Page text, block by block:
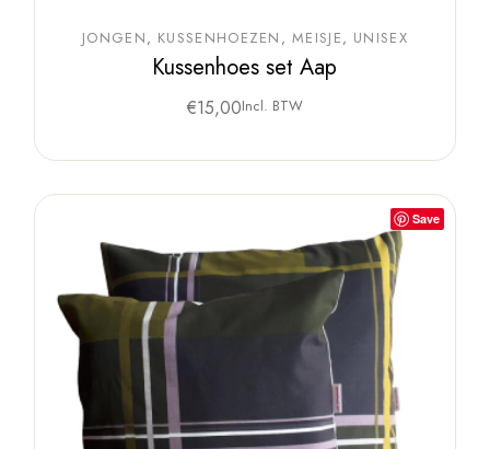
JONGEN KUSSENHOEZEN MEISJE UNISEX
Kussenhoes set Aap
€15,00Incl. BTW
Save